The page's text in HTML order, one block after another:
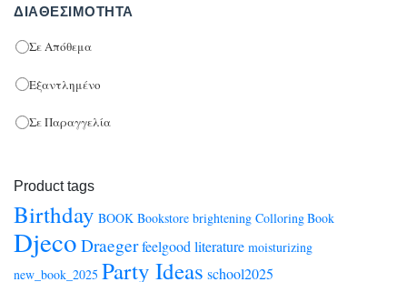
RONY
ΤΥΠΟFIX
ΔΙΑΘΕΣΙΜΌΤΗΤΑ
Σε Απόθεμα
Εξαντλημένο
Σε Παραγγελία
Product tags
Birthday BOOK Bookstore brightening Colloring Book
Djeco Draegerfeelgoodliterature moisturizing
new_book_2025 Party Ideas school2025